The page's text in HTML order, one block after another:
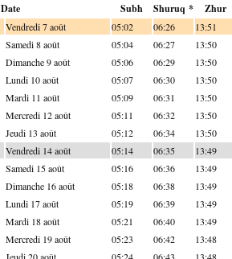
Date Subh Shuruq * Zhur
Vendredi 7 août 05:02 06:26 13:51
Samedi 8 août 05:04 06:27 13:50
Dimanche 9 août 05:06 06:29 13:50
Lundi 10 août 05:07 06:30 13:50
Mardi 11 août 05:09 06:31 13:50
Mercredi 12 août 05:11 06:32 13:50
Jeudi 13 août 05:12 06:34 13:50
Vendredi 14 août 05:14 06:35 13:49
Samedi 15 août 05:16 06:36 13:49
Dimanche 16 août 05:18 06:38 13:49
Lundi 17 août 05:19 06:39 13:49
Mardi 18 août 05:21 06:40 13:49
Mercredi 19 août 05:23 06:42 13:48